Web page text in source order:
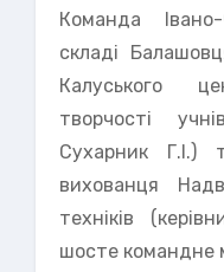
Команда
складі
Калуського
творчості
Сухарник Г.І.)
вихованця
техніків
шосте командне